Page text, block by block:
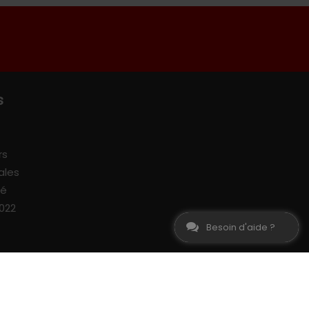
Besoin d'aide ?